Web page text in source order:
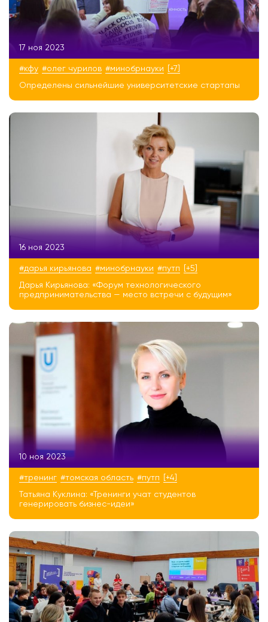
17 ноя 2023
#кфу #олег чурилов #минобрнауки
[+7]
Определены сильнейшие университетские стартапы
16 ноя 2023
#дарья кирьянова #минобрнауки #путп
[+5]
Дарья Кирьянова: «Форум технологического
предпринимательства — место встречи с будущим»
10 ноя 2023
#тренинг #томская область #путп
[+4]
Татьяна Куклина: «Тренинги учат студентов
генерировать бизнес-идеи»